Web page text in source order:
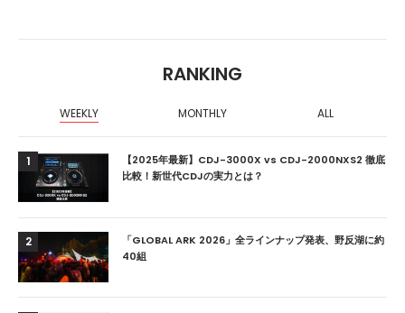
RANKING
WEEKLY MONTHLY ALL
1
【2025年最新】CDJ-3000X vs CDJ-2000NXS2 徹底
比較！新世代CDJの実力とは？
2
「GLOBAL ARK 2026」全ラインナップ発表、野反湖に約
40組